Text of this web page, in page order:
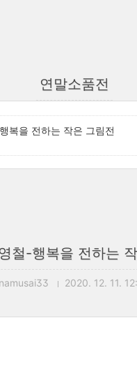
연말소품전
복을 전하는 작은 그림전
철-행복을 전하는
namusai33 2020. 12. 11.